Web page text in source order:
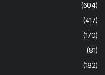
(604)
(417)
(170)
(81)
(182)